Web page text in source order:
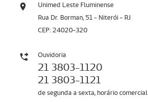
Unimed Leste Fluminense
Rua Dr. Borman, 51 - Niterói - RJ
CEP: 24020-320
Ouvidoria
21 3803-1120
21 3803-1121
de segunda a sexta, horário comercial